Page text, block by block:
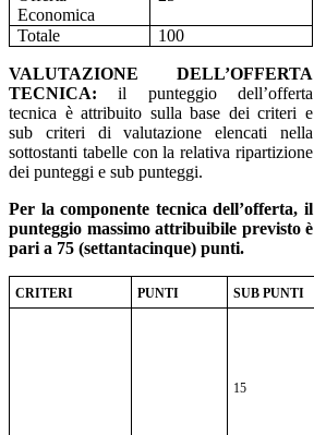
Economica
Totale 100
VALUTAZIONE DELL’OFFERTA
TECNICA:il punteggio dell’offerta
tecnica è attribuito sulla base dei criteri e
sub criteri di valutazione elencati nella
sottostanti tabelle con la relativa ripartizione
dei punteggi e sub punteggi.
Per la componente tecnica dell’offerta, il
punteggio massimo attribuibile previsto è
pari a 75 (settantacinque) punti.
CRITERI PUNTI SUB PUNTI
15